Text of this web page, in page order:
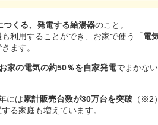
つくる、発電する給湯器のこと。
利用することができ、お家で使う「電
ます。
お家の電気の約50％を自家発電でまかな
には累計販売台数が30万台を突破 （※2
る家庭も増えています。